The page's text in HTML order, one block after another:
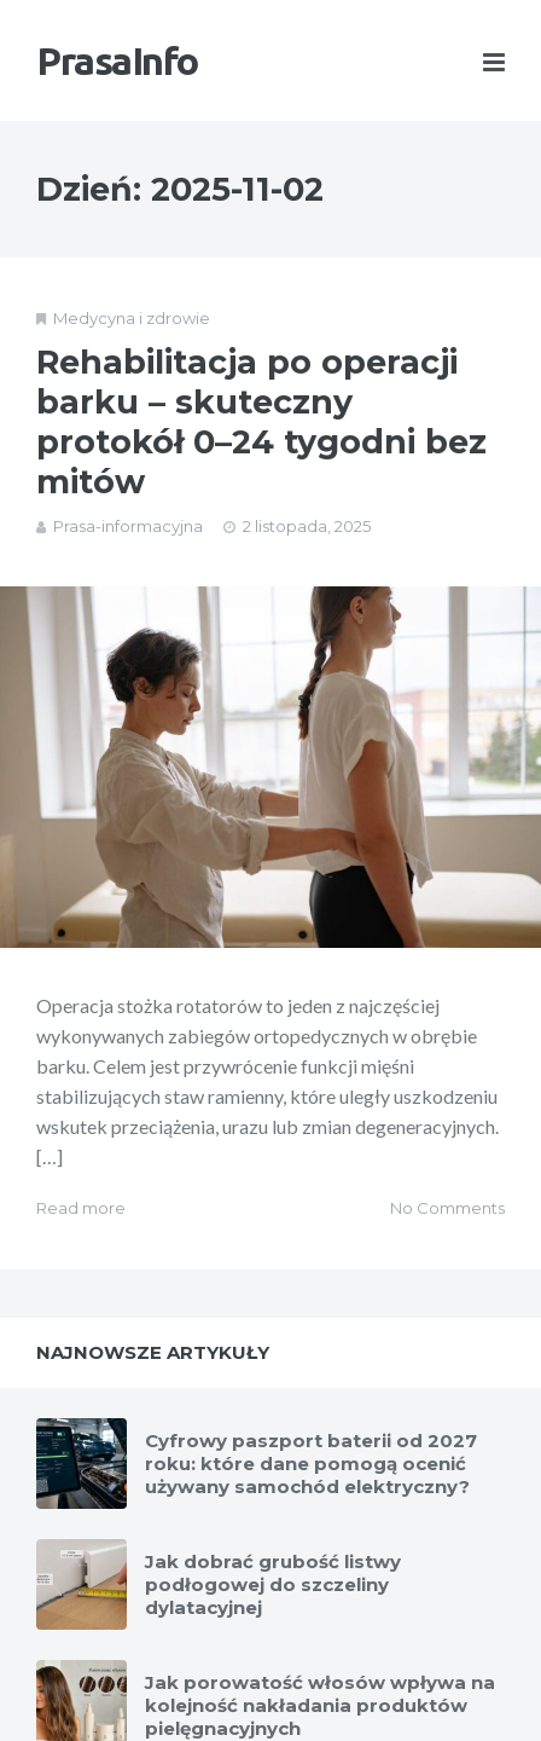
PrasaInfo
Dzień: 2025-11-02
Medycyna i zdrowie
Rehabilitacja po operacji
barku – skuteczny
protokół 0–24 tygodni bez
mitów
Prasa-informacyjna 2 listopada, 2025
Operacja stożka rotatorów to jeden z najczęściej
wykonywanych zabiegów ortopedycznych w obrębie
barku. Celem jest przywrócenie funkcji mięśni
stabilizujących staw ramienny, które uległy uszkodzeniu
wskutek przeciążenia, urazu lub zmian degeneracyjnych.
[…]
Read more No Comments
NAJNOWSZE ARTYKUŁY
Cyfrowy paszport baterii od 2027
roku: które dane pomogą ocenić
używany samochód elektryczny?
Jak dobrać grubość listwy
podłogowej do szczeliny
dylatacyjnej
Jak porowatość włosów wpływa na
kolejność nakładania produktów
pielęgnacyjnych